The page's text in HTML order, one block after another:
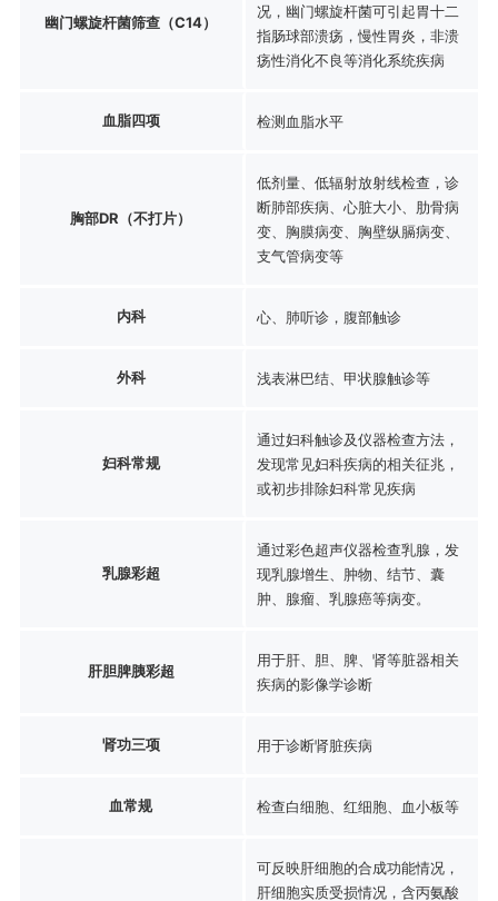
幽门螺旋杆菌筛查（C14）
况，幽门螺旋杆菌可引起胃十二
指肠球部溃疡，慢性胃炎，非溃
疡性消化不良等消化系统疾病
血脂四项 检测血脂水平
胸部DR（不打片）
低剂量、低辐射放射线检查，诊
断肺部疾病、心脏大小、肋骨病
变、胸膜病变、胸壁纵膈病变、
支气管病变等
内科 心、肺听诊，腹部触诊
外科 浅表淋巴结、甲状腺触诊等
妇科常规
通过妇科触诊及仪器检查方法，
发现常见妇科疾病的相关征兆，
或初步排除妇科常见疾病
乳腺彩超
通过彩色超声仪器检查乳腺，发
现乳腺增生、肿物、结节、囊
肿、腺瘤、乳腺癌等病变。
肝胆脾胰彩超
用于肝、胆、脾、肾等脏器相关
疾病的影像学诊断
肾功三项 用于诊断肾脏疾病
血常规 检查白细胞、红细胞、血小板等
可反映肝细胞的合成功能情况，
肝细胞实质受损情况，含丙氨酸